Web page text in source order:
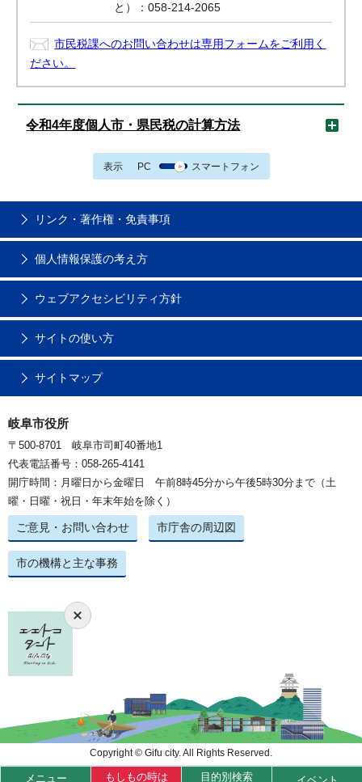
と）：058-214-2065
市民税課へのお問い合わせは専用フォームをご利用く
ださい。
令和4年度個人市・県民税の計算方法
表示 PC スマートフォン
メニュー もしもの時は 目的別検索
リンク・著作権・免責事項
個人情報保護の考え方
ウェブアクセシビリティ方針
サイトの使い方
サイトマップ
岐阜市役所
〒500-8701 岐阜市司町40番地1
代表電話番号：058-265-4141
開庁時間：月曜日から金曜日 午前8時45分から午後5時30分まで（土
曜・日曜・祝日・年末年始を除く）
ご意見・お問い合わせ 市庁舎の周辺図
市の機構と主な事務
Copyright © Gifu city. All Rights Reserved.